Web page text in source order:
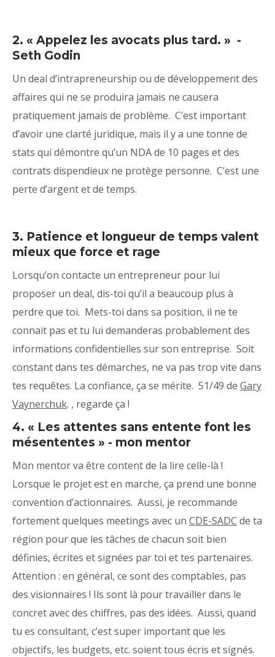
2. « Appelez les avocats plus tard. » -
Seth Godin
Un deal d’intrapreneurship ou de développement des
affaires qui ne se produira jamais ne causera
pratiquement jamais de problème. C’est important
d’avoir une clarté juridique, mais il y a une tonne de
stats qui démontre qu’un NDA de 10 pages et des
contrats dispendieux ne protège personne. C’est une
perte d’argent et de temps.
3. Patience et longueur de temps valent
mieux que force et rage
Lorsqu’on contacte un entrepreneur pour lui
proposer un deal, dis-toi qu’il a beaucoup plus à
perdre que toi. Mets-toi dans sa position, il ne te
connait pas et tu lui demanderas probablement des
informations confidentielles sur son entreprise. Soit
constant dans tes démarches, ne va pas trop vite dans
tes requêtes. La confiance, ça se mérite. 51/49 de Gary
Vaynerchuk. , regarde ça !
4. « Les attentes sans entente font les
mésententes » - mon mentor
Mon mentor va être content de la lire celle-là !
Lorsque le projet est en marche, ça prend une bonne
convention d’actionnaires. Aussi, je recommande
fortement quelques meetings avec un CDE-SADC de ta
région pour que les tâches de chacun soit bien
définies, écrites et signées par toi et tes partenaires.
Attention : en général, ce sont des comptables, pas
des visionnaires ! Ils sont là pour travailler dans le
concret avec des chiffres, pas des idées. Aussi, quand
tu es consultant, c’est super important que les
objectifs, les budgets, etc. soient tous écris et signés.